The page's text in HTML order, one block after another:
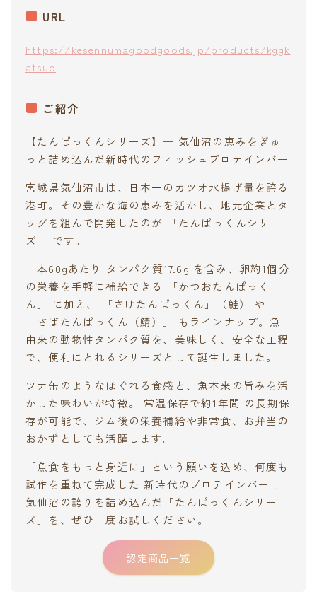
URL
https://kesennumagoodgoods.jp/products/kggk
atsuo
ご紹介
【たんぱっくんシリーズ】— 気仙沼の恵みをぎゅ
っと詰め込んだ新時代のフィッシュプロテインバー
宮城県気仙沼市は、日本一のカツオ水揚げ量を誇る
港町。その豊かな海の恵みを活かし、地元企業とタ
ッグを組んで開発したのが 「たんぱっくんシリー
ズ」 です。
一本60gあたり タンパク質17.6g を含み、卵約1個分
の栄養を手軽に補給できる 「かつおたんぱっく
ん」 に加え、 「さけたんぱっくん」（鮭） や
「さばたんぱっくん（鯖）」 もラインナップ。魚
由来の動物性タンパク質を、美味しく、安全な工程
で、便利にとれるシリーズとして誕生しました。
ツナ缶のようなほぐれる食感と、魚本来の旨みを活
かした味わいが特徴。 常温保存で約1年間 の長期保
存が可能で、ジム後の栄養補給や非常食、お弁当の
おかずとしても活躍します。
「魚食をもっと身近に」という願いを込め、何度も
試作を重ねて完成した 新時代のプロテインバー 。
気仙沼の誇りを詰め込んだ「たんぱっくんシリー
ズ」を、ぜひ一度お試しください。
認定商品一覧